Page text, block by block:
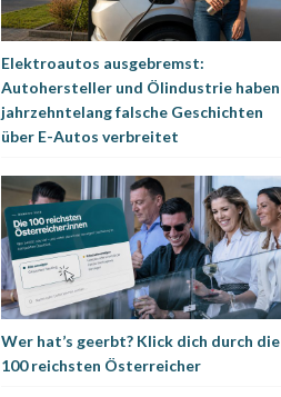
Elektroautos ausgebremst:
Autohersteller und Ölindustrie haben
jahrzehntelang falsche Geschichten
über E-Autos verbreitet
Wer hat’s geerbt? Klick dich durch die
100 reichsten Österreicher